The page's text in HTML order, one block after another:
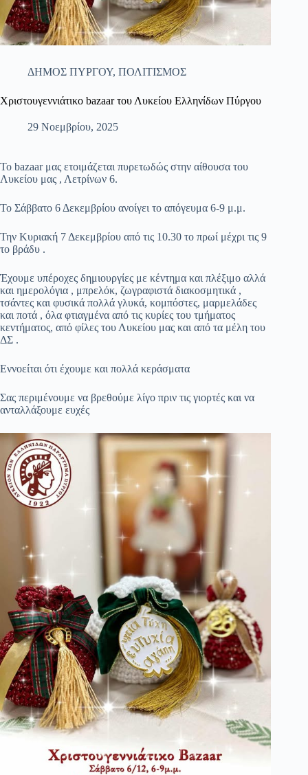
ΔΗΜΟΣ ΠΥΡΓΟΥ, ΠΟΛΙΤΙΣΜΟΣ
Χριστουγεννιάτικο bazaar του Λυκείου Ελληνίδων Πύργου
29 Νοεμβρίου, 2025
Το bazaar μας ετοιμάζεται πυρετωδώς στην αίθουσα του
Λυκείου μας , Λετρίνων 6.
Το Σάββατο 6 Δεκεμβρίου ανοίγει το απόγευμα 6-9 μ.μ.
Την Κυριακή 7 Δεκεμβρίου από τις 10.30 το πρωί μέχρι τις 9
το βράδυ .
Έχουμε υπέροχες δημιουργίες με κέντημα και πλέξιμο αλλά
και ημερολόγια , μπρελόκ, ζωγραφιστά διακοσμητικά ,
τσάντες και φυσικά πολλά γλυκά, κομπόστες, μαρμελάδες
και ποτά , όλα φτιαγμένα από τις κυρίες του τμήματος
κεντήματος, από φίλες του Λυκείου μας και από τα μέλη του
ΔΣ .
Εννοείται ότι έχουμε και πολλά κεράσματα
Σας περιμένουμε να βρεθούμε λίγο πριν τις γιορτές και να
ανταλλάξουμε ευχές